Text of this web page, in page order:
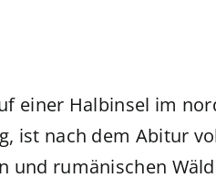
einer Halbinsel im
ist nach dem Abitur
und rumänischen